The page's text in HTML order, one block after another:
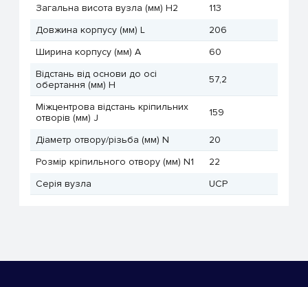
Загальна висота вузла (мм) H2
113
Довжина корпусу (мм) L
206
Ширина корпусу (мм) A
60
Відстань від основи до осі
обертання (мм) H
57,2
Міжцентрова відстань кріпильних
отворів (мм) J
159
Діаметр отвору/різьба (мм) N
20
Розмір кріпильного отвору (мм) N1
22
Серія вузла
UCP